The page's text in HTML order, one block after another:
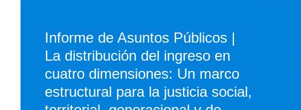
Informe de Asuntos Públicos |
La distribución del ingreso en
cuatro dimensiones: Un marco
estructural para la justicia social,